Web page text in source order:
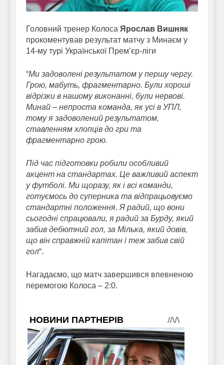
Головний тренер Колоса Ярослав Вишняк
прокоментував результат матчу з Минаєм у
14-му турі Української Премʼєр-ліги
“Ми задоволені результатом у першу чергу.
Грою, мабуть, фрагментарно. Були хороші
відрізки в нашому виконанні, були нервові.
Минай – непроста команда, як усі в УПЛ,
тому я задоволений результатом,
ставленням хлопців до гри та
фрагментарно грою.
Під час підготовки робили особливий
акцент на стандартах. Це важливий аспект
у футболі. Ми щоразу, як і всі команди,
готуємось до суперника та відпрацьовуємо
стандартні положення. Я радий, що вони
сьогодні спрацювали, я радий за Бурду, який
забив дебютний гол, за Мілька, який довів,
що він справжній капітан і теж забив свій
гол“.
Нагадаємо, що матч завершився впевненою
перемогою Колоса – 2:0.